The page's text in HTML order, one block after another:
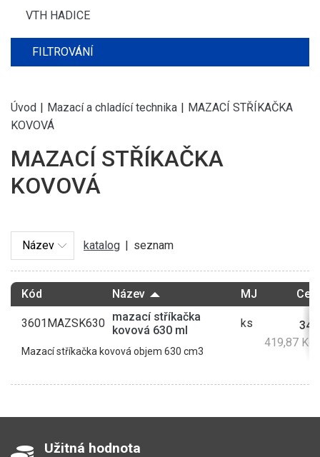
VTH HADICE
FILTROVÁNÍ
Úvod | Mazací a chladící technika | MAZACÍ STŘÍKAČKA
KOVOVÁ
MAZACÍ STŘÍKAČKA
KOVOVÁ
katalog | seznam
Kód Název MJ
3601MAZSK630 mazací stříkačka
kovová 630 ml
ks
419,87 Kč
Mazací stříkačka kovová objem 630 cm3
Užitná hodnota